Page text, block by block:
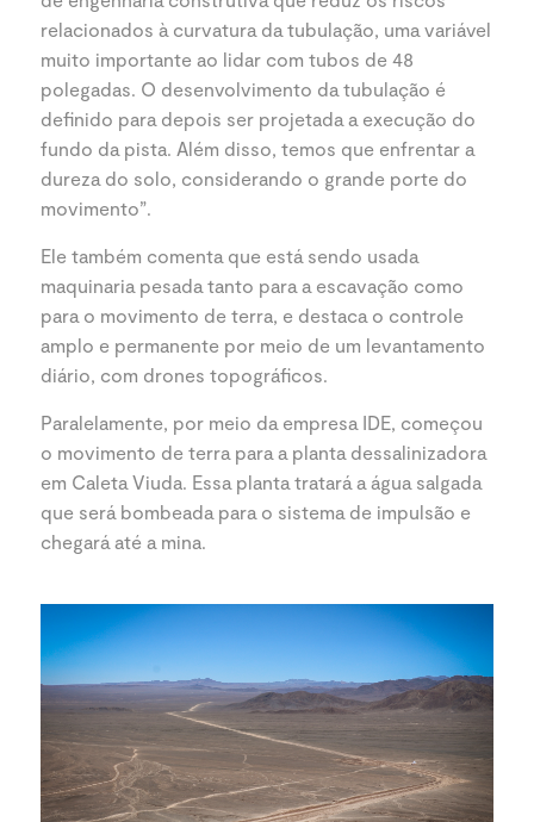
relacionados à curvatura da tubulação, uma variável
muito importante ao lidar com tubos de 48
polegadas. O desenvolvimento da tubulação é
definido para depois ser projetada a execução do
fundo da pista. Além disso, temos que enfrentar a
dureza do solo, considerando o grande porte do
movimento”.
Ele também comenta que está sendo usada
maquinaria pesada tanto para a escavação como
para o movimento de terra, e destaca o controle
amplo e permanente por meio de um levantamento
diário, com drones topográficos.
Paralelamente, por meio da empresa IDE, começou
o movimento de terra para a planta dessalinizadora
em Caleta Viuda. Essa planta tratará a água salgada
que será bombeada para o sistema de impulsão e
chegará até a mina.